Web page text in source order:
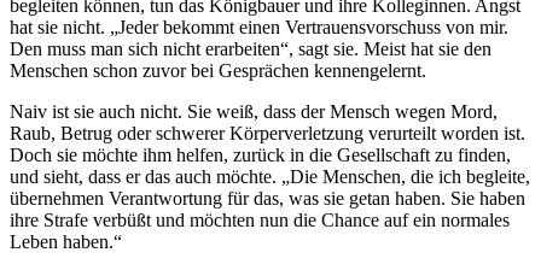
begleiten können, tun das Königbauer und ihre Kolleginnen. Angst
hat sie nicht. „Jeder bekommt einen Vertrauensvorschuss von mir.
Den muss man sich nicht erarbeiten“, sagt sie. Meist hat sie den
Menschen schon zuvor bei Gesprächen kennengelernt.
Naiv ist sie auch nicht. Sie weiß, dass der Mensch wegen Mord,
Raub, Betrug oder schwerer Körperverletzung verurteilt worden ist.
Doch sie möchte ihm helfen, zurück in die Gesellschaft zu finden,
und sieht, dass er das auch möchte. „Die Menschen, die ich begleite,
übernehmen Verantwortung für das, was sie getan haben. Sie haben
ihre Strafe verbüßt und möchten nun die Chance auf ein normales
Leben haben.“